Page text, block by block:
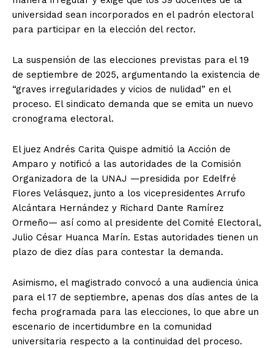
universidad sean incorporados en el padrón electoral
para participar en la elección del rector.
La suspensión de las elecciones previstas para el 19
de septiembre de 2025, argumentando la existencia de
“graves irregularidades y vicios de nulidad” en el
proceso. El sindicato demanda que se emita un nuevo
cronograma electoral.
El juez Andrés Carita Quispe admitió la Acción de
Amparo y notificó a las autoridades de la Comisión
Organizadora de la UNAJ —presidida por Edelfré
Flores Velásquez, junto a los vicepresidentes Arrufo
Alcántara Hernández y Richard Dante Ramírez
Ormeño— así como al presidente del Comité Electoral,
Julio César Huanca Marín. Estas autoridades tienen un
plazo de diez días para contestar la demanda.
Asimismo, el magistrado convocó a una audiencia única
para el 17 de septiembre, apenas dos días antes de la
fecha programada para las elecciones, lo que abre un
escenario de incertidumbre en la comunidad
universitaria respecto a la continuidad del proceso.